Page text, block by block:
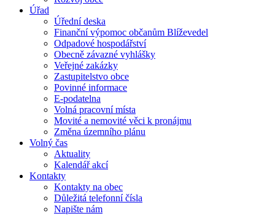
Úřad
Úřední deska
Finanční výpomoc občanům Blíževedel
Odpadové hospodářství
Obecně závazné vyhlášky
Veřejné zakázky
Zastupitelstvo obce
Povinné informace
E-podatelna
Volná pracovní místa
Movité a nemovité věci k pronájmu
Změna územního plánu
Volný čas
Aktuality
Kalendář akcí
Kontakty
Kontakty na obec
Důležitá telefonní čísla
Napište nám